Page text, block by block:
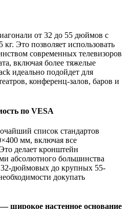
от 32 до 55 дюймов с
Это позволяет использовать
современных телевизоров
включая более тяжелые
идеально подойдет для
конференц-залов, баров и
по VESA
список стандартов
мм, включая все
делает кронштейн
абсолютного большинства
дюймовых до крупных 55-
докупать
широкое настенное основание